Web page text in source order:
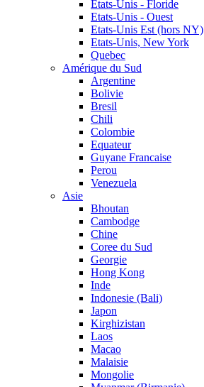
Etats-Unis - Floride
Etats-Unis - Ouest
Etats-Unis Est (hors NY)
Etats-Unis, New York
Quebec
Amérique du Sud
Argentine
Bolivie
Bresil
Chili
Colombie
Equateur
Guyane Francaise
Perou
Venezuela
Asie
Bhoutan
Cambodge
Chine
Coree du Sud
Georgie
Hong Kong
Inde
Indonesie (Bali)
Japon
Kirghizistan
Laos
Macao
Malaisie
Mongolie